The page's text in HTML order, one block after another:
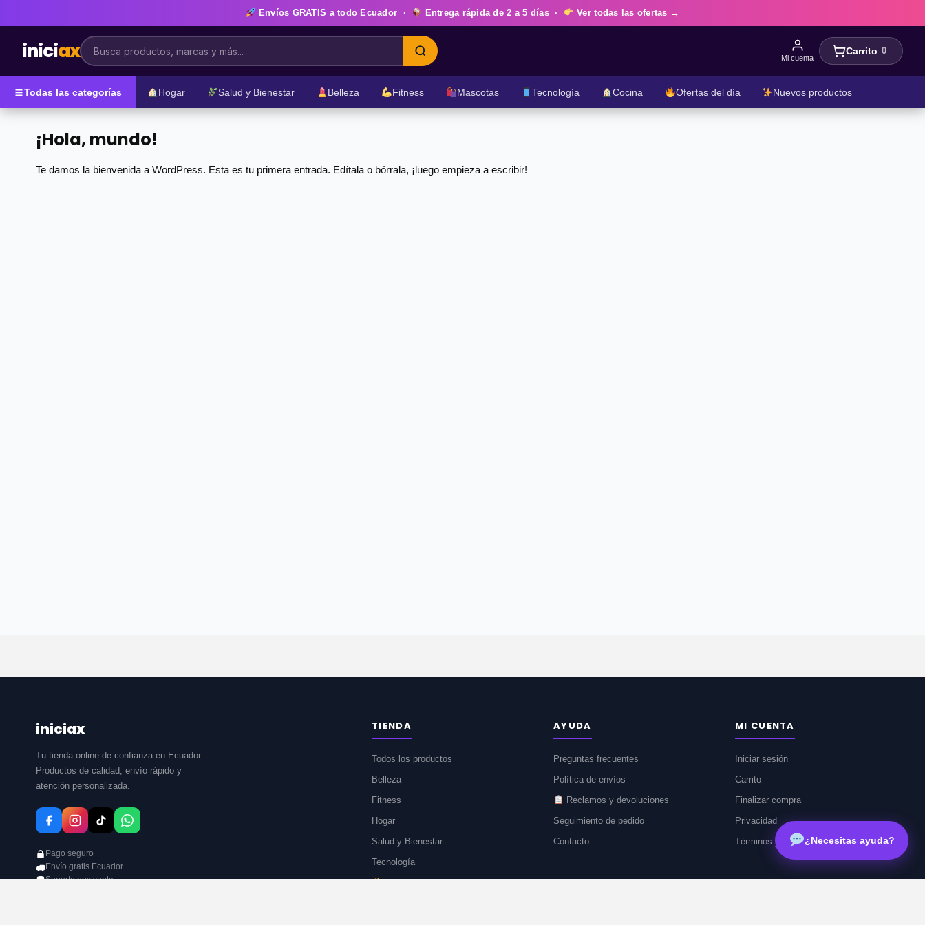
Envíos GRATIS a todo Ecuador · Entrega rápida de2 a 5 días· Ver todas las ofertas →
iniciax Mi cuenta
Carrito 0
Todas las categorías Hogar Salud y Bienestar Belleza Fitness Mascotas Tecnología Cocina Ofertas del día Nuevos productos
¡Hola, mundo!
Te damos la bienvenida a WordPress. Esta es tu primera entrada. Edítala o bórrala, ¡luego empieza a escribir!
iniciax
Tu tienda online de confianza en Ecuador.
Productos de calidad, envío rápido y
atención personalizada.
Pago seguro
Envío gratis Ecuador
Soporte postventa
TIENDA
Todos los productos
Belleza
Fitness
Hogar
Salud y Bienestar
Tecnología
AYUDA
Preguntas frecuentes
Política de envíos
Reclamos y devoluciones
Seguimiento de pedido
Contacto
MI CUENTA
Iniciar sesión
Carrito
Finalizar compra
Privacidad
Términos y condiciones¿Necesitas ayuda?